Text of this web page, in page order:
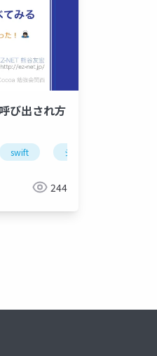
び出され方
swift ジェネリックプログラ
244